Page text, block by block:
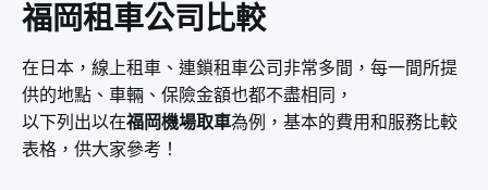
福岡租車公司比較
在日本，線上租車、連鎖租車公司非常多間，每一間所提
供的地點、車輛、保險金額也都不盡相同，
以下列出以在福岡機場取車為例，基本的費用和服務比較
表格，供大家參考！